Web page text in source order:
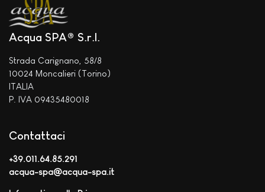
Acqua SPA® S.r.l.
Strada Carignano, 58/8
10024 Moncalieri (Torino)
ITALIA
P. IVA 09435480018
Contattaci
+39.011.64.85.291
acqua-spa@acqua-spa.it